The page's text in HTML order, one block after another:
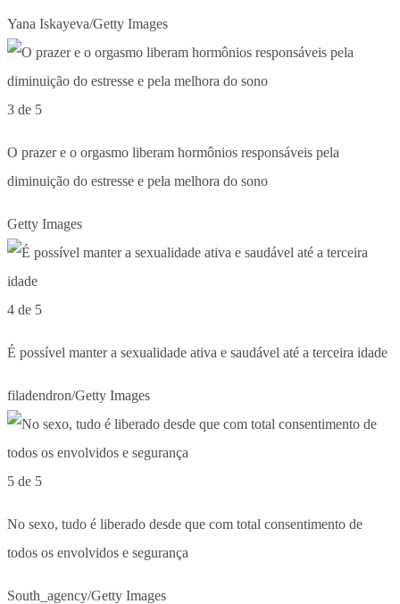
Yana Iskayeva/Getty Images
3 de 5
O prazer e o orgasmo liberam hormônios responsáveis pela
diminuição do estresse e pela melhora do sono
Getty Images
4 de 5
É possível manter a sexualidade ativa e saudável até a terceira idade
filadendron/Getty Images
5 de 5
No sexo, tudo é liberado desde que com total consentimento de
todos os envolvidos e segurança
South_agency/Getty Images